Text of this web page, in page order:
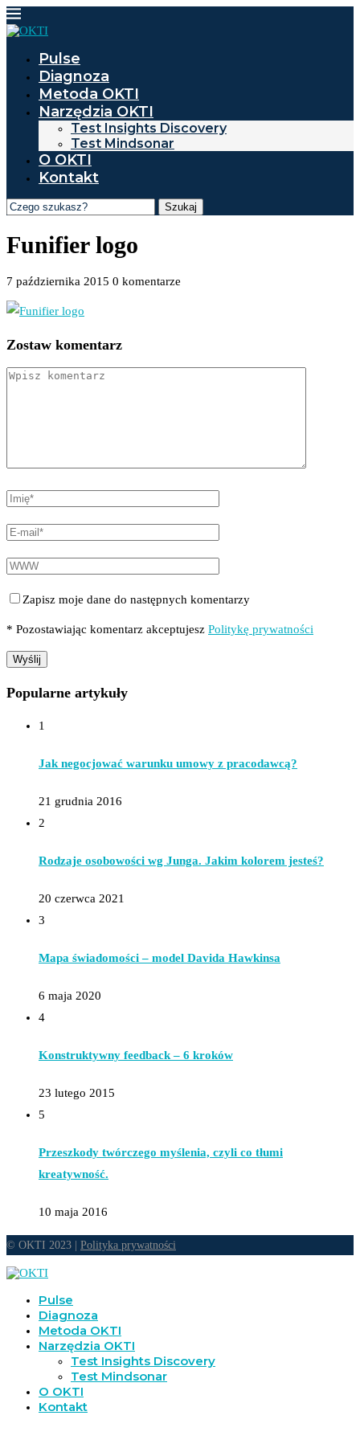
Pulse
Diagnoza
Metoda OKTI
Narzędzia OKTI
Test Insights Discovery
Test Mindsonar
O OKTI
Kontakt
Szukaj
Funifier logo
7 października 2015 0 komentarze
Zostaw komentarz
Zapisz moje dane do następnych komentarzy
* Pozostawiając komentarz akceptujesz Politykę prywatności
Popularne artykuły
1
Jak negocjować warunku umowy z pracodawcą?
21 grudnia 2016
2
Rodzaje osobowości wg Junga. Jakim kolorem jesteś?
20 czerwca 2021
3
Mapa świadomości – model Davida Hawkinsa
6 maja 2020
4
Konstruktywny feedback – 6 kroków
23 lutego 2015
5
Przeszkody twórczego myślenia, czyli co tłumi
kreatywność.
10 maja 2016
© OKTI 2023 | Polityka prywatności
Pulse
Diagnoza
Metoda OKTI
Narzędzia OKTI
Test Insights Discovery
Test Mindsonar
O OKTI
Kontakt